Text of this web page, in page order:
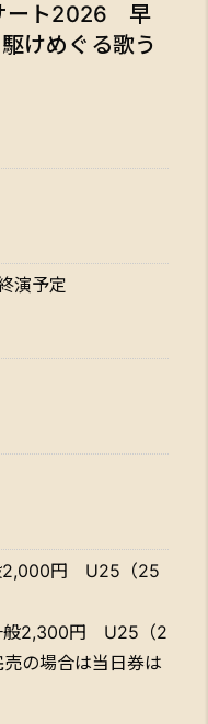
ート2026 早
けめぐる歌う
演予定
2,000円 U25（25
般2,300円 U25（2
の場合は当日券は